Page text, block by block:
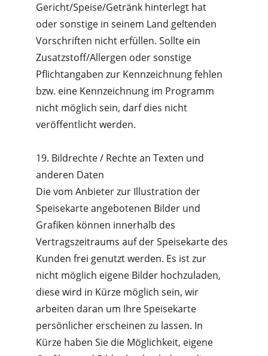
Gericht/Speise/Getränk hinterlegt hat
oder sonstige in seinem Land geltenden
Vorschriften nicht erfüllen. Sollte ein
Zusatzstoff/Allergen oder sonstige
Pflichtangaben zur Kennzeichnung fehlen
bzw. eine Kennzeichnung im Programm
nicht möglich sein, darf dies nicht
veröffentlicht werden.
19. Bildrechte / Rechte an Texten und
anderen Daten
Die vom Anbieter zur Illustration der
Speisekarte angebotenen Bilder und
Grafiken können innerhalb des
Vertragszeitraums auf der Speisekarte des
Kunden frei genutzt werden. Es ist zur
nicht möglich eigene Bilder hochzuladen,
diese wird in Kürze möglich sein, wir
arbeiten daran um Ihre Speisekarte
persönlicher erscheinen zu lassen. In
Kürze haben Sie die Möglichkeit, eigene